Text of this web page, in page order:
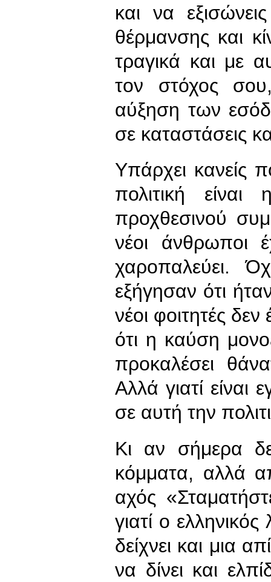
και να
θέρμανσης και
τραγικά και με
τον στόχος
αύξηση των
σε καταστάσεις
Υπάρχει κανείς
πολιτική
προχθεσινού
νέοι άνθρωποι
χαροπαλεύει.
εξήγησαν ότι
νέοι φοιτητές
ότι η καύση
προκαλέσει
Αλλά γιατί είναι
σε αυτή την
Κι αν σήμερα
κόμματα, αλλά
αχός
γιατί ο
δείχνει και μια
να δίνει και